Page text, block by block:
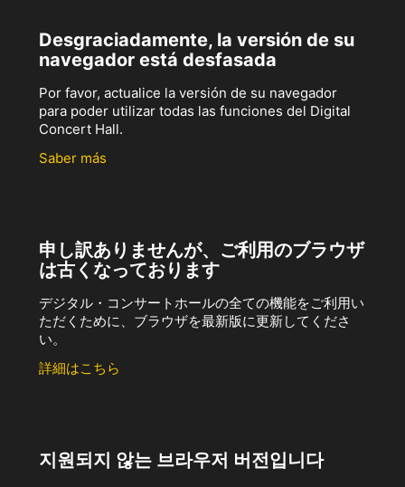
Desgraciadamente, la versión de su
navegador está desfasada
Por favor, actualice la versión de su navegador
para poder utilizar todas las funciones del Digital
Concert Hall.
Saber más
申し訳ありませんが、ご利用のブラウザ
は古くなっております
デジタル・コンサートホールの全ての機能をご利用い
ただくために、ブラウザを最新版に更新してくださ
い。
詳細はこちら
지원되지 않는 브라우저 버전입니다